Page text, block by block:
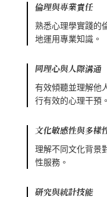
倫理與專業責任
熟悉心理學實踐的
地運用專業知識。
同理心與人際溝通
有效傾聽並理解他
行有效的心理干預。
文化敏感性與多樣
理解不同文化背景
性服務。
研究與統計技能